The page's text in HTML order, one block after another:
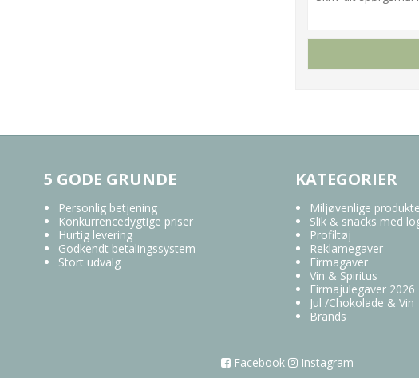
5 GODE GRUNDE
Personlig betjening
Konkurrencedygtige priser
Hurtig levering
Godkendt betalingssystem
Stort udvalg
KATEGORIER
Miljøvenlige
Slik & snacks med
Profiltøj
Reklamegaver
Firmagaver
Vin & Spiritus
Firmajulegaver 2026
Jul /Chokolade & Vin
Brands
Facebook
Instagram